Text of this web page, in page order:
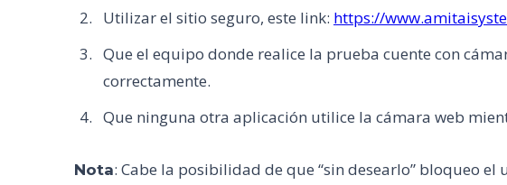
Utilizar el sitio seguro, este link: https://
Que el equipo donde realice la prueba cuente con
correctamente.
Que ninguna otra aplicación utilice la cámara web
Nota: Cabe la posibilidad de que “sin desearlo” bloqueo